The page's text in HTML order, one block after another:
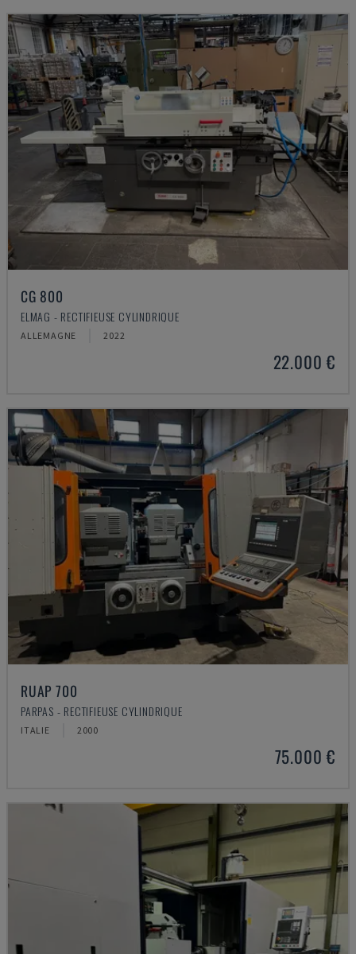
CG 800
ELMAG - RECTIFIEUSE CYLINDRIQUE
ALLEMAGNE 2022
22.000 €
RUAP 700
PARPAS - RECTIFIEUSE CYLINDRIQUE
ITALIE 2000
75.000 €